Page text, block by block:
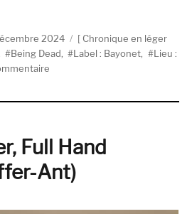
Dead, EELS (Bayonet Records) »
2024 Catégories
Chronique en léger
Being Dead, Label : Bayonet,
Lieu :
sur
Records)
Full Hand
Ant)